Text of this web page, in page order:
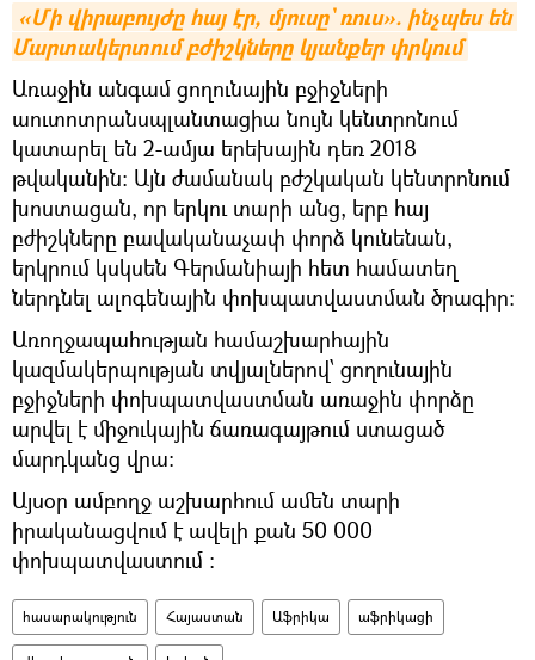
«Մի վիրաբույժը հայ էր, մյուսը` ռուս». ինչպես են
Մարտակերտում բժիշկները կյանքեր փրկում
Առաջին անգամ ցողունային բջիջների
աուտոտրանսպլանտացիա նույն կենտրոնում
կատարել են 2-ամյա երեխային դեռ 2018
թվականին։ Այն ժամանակ բժշկական կենտրոնում
խոստացան, որ երկու տարի անց, երբ հայ
բժիշկները բավականաչափ փորձ կունենան,
երկրում կսկսեն Գերմանիայի հետ համատեղ
ներդնել ալոգենային փոխպատվաստման ծրագիր:
Առողջապահության համաշխարհային
կազմակերպության տվյալներով՝ ցողունային
բջիջների փոխպատվաստման առաջին փորձը
արվել է միջուկային ճառագայթում ստացած
մարդկանց վրա:
Այսօր ամբողջ աշխարհում ամեն տարի
իրականացվում է ավելի քան 50 000
փոխպատվաստում ։
հասարակություն Հայաստան Աֆրիկա աֆրիկացի